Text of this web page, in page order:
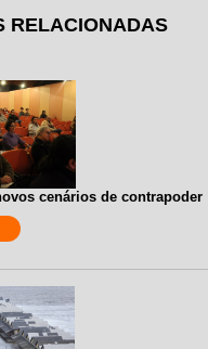
RELACIONADAS
cenários de contrapoder